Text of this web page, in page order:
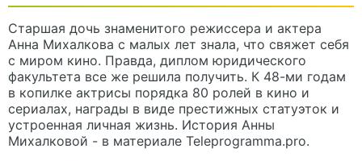
Старшая дочь знаменитого режиссера и актера
Анна Михалкова с малых лет знала, что свяжет себя
с миром кино. Правда, диплом юридического
факультета все же решила получить. К 48-ми годам
в копилке актрисы порядка 80 ролей в кино и
сериалах, награды в виде престижных статуэток и
устроенная личная жизнь. История Анны
Михалковой - в материале Teleprogramma.pro.